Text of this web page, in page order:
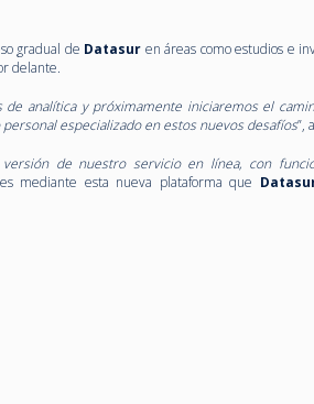
gradual de Datasur en áreas como estudios e
delante.
analítica y próximamente iniciaremos el
especializado en estos nuevos desafíos”,
de nuestro servicio en línea, con
mediante esta nueva plataforma que